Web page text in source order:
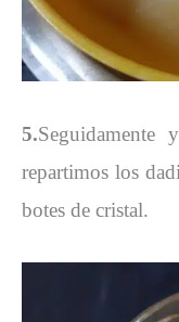
5.
repartimos los
botes de cristal.